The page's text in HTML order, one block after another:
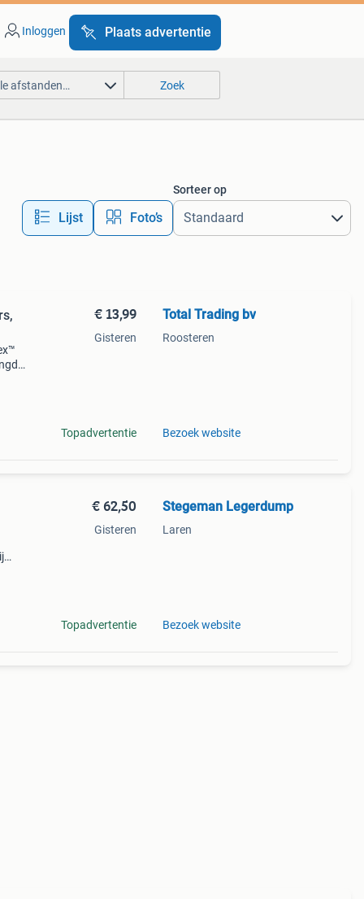
Inloggen Plaats advertentie
afstanden… Zoek
Lijst Foto’s
Sorteer op
€ 13,99
Gisteren
Topadvertentie
Total Trading bv
Roosteren
Bezoek website
€ 62,50
Gisteren
Topadvertentie
Stegeman Legerdump
Laren
Bezoek website